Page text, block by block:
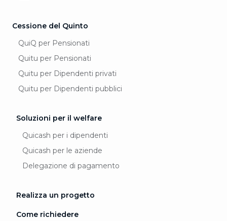
Cessione del Quinto
QuiQ per Pensionati
Quitu per Pensionati
Quitu per Dipendenti privati
Quitu per Dipendenti pubblici
Soluzioni per il welfare
Quicash per i dipendenti
Quicash per le aziende
Delegazione di pagamento
Realizza un progetto
Come richiedere